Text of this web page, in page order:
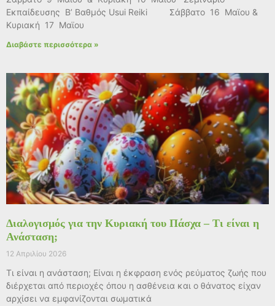
Εκπαίδευσης Β’ Βαθμός Usui Reiki Σάββατο 16 Μαϊου &
Κυριακή 17 Μαϊου
Διαβάστε περισσότερα »
Διαλογισμός για την Κυριακή του Πάσχα – Τι είναι η
Ανάσταση;
12 Απριλίου 2026
Τι είναι η ανάσταση; Είναι η έκφραση ενός ρεύματος ζωής που
διέρχεται από περιοχές όπου η ασθένεια και ο θάνατος είχαν
αρχίσει να εμφανίζονται σωματικά